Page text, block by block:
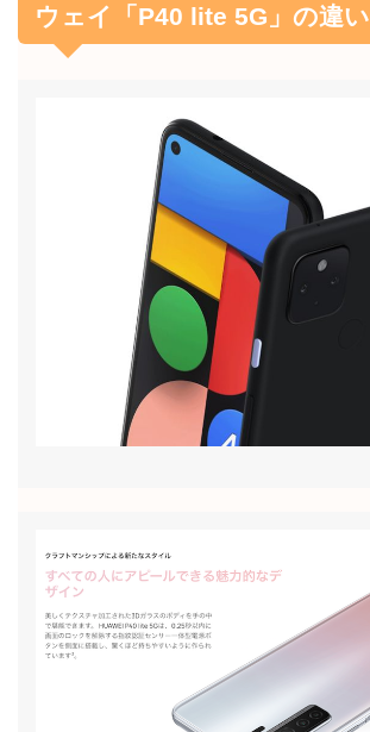
ウェイ「P40 lite 5G」の違い